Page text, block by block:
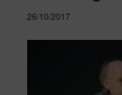
26/10/2017